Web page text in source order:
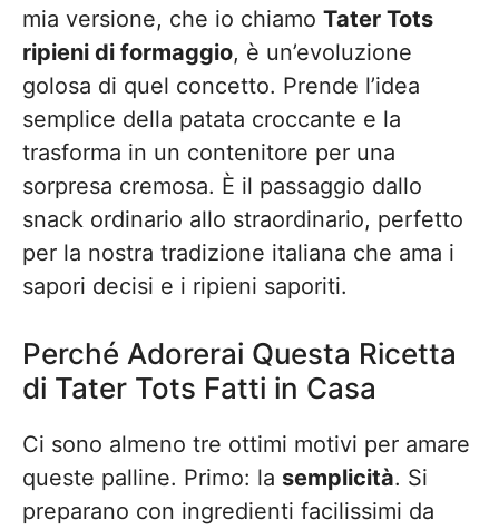
mia versione, che io chiamo Tater Tots
ripieni di formaggio, è un’evoluzione
golosa di quel concetto. Prende l’idea
semplice della patata croccante e la
trasforma in un contenitore per una
sorpresa cremosa. È il passaggio dallo
snack ordinario allo straordinario, perfetto
per la nostra tradizione italiana che ama i
sapori decisi e i ripieni saporiti.
Perché Adorerai Questa Ricetta
di Tater Tots Fatti in Casa
Ci sono almeno tre ottimi motivi per amare
queste palline. Primo: la semplicità. Si
preparano con ingredienti facilissimi da